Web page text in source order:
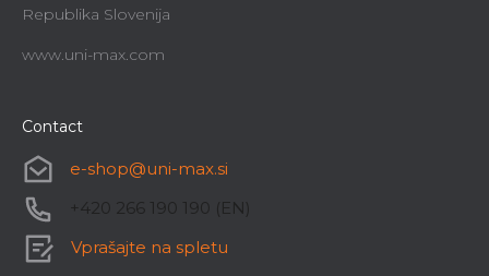
Republika Slovenija
www.uni-max.com
Contact
e-shop@uni-max.si
+420 266 190 190 (EN)
Vprašajte na spletu